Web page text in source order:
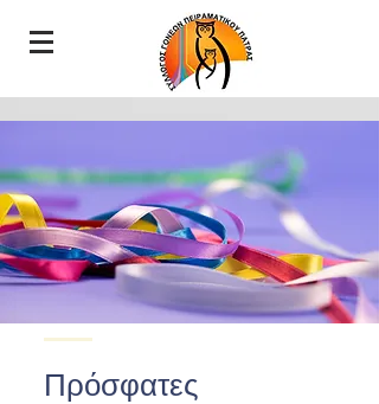
Πρόσφατες